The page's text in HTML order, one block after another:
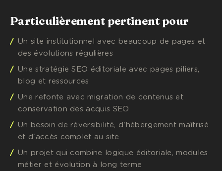
Particulièrement pertinent pour
Un site institutionnel avec beaucoup de pages et
des évolutions régulières
Une stratégie SEO éditoriale avec pages piliers,
blog et ressources
Une refonte avec migration de contenus et
conservation des acquis SEO
Un besoin de réversibilité, d'hébergement maîtrisé
et d'accès complet au site
Un projet qui combine logique éditoriale, modules
métier et évolution à long terme